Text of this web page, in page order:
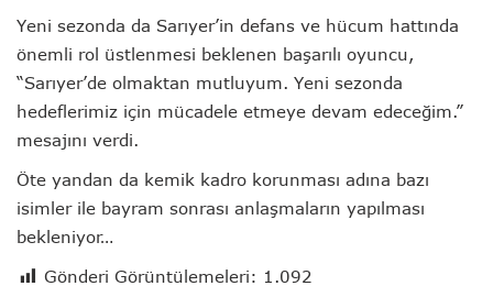
Yeni sezonda da Sarıyer’in defans ve hücum hattında
önemli rol üstlenmesi beklenen başarılı oyuncu,
“Sarıyer’de olmaktan mutluyum. Yeni sezonda
hedeflerimiz için mücadele etmeye devam edeceğim.”
mesajını verdi.
Öte yandan da kemik kadro korunması adına bazı
isimler ile bayram sonrası anlaşmaların yapılması
bekleniyor…
Gönderi Görüntülemeleri: 1.092